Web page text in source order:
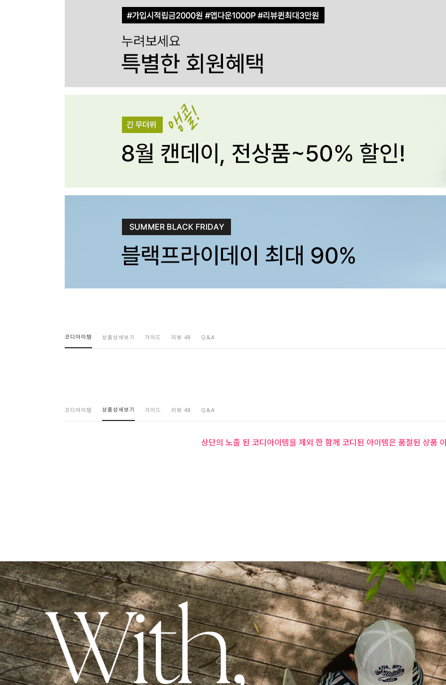
코디아이템 상품상세보기 가이드 리뷰 48 Q&A
코디아이템 상품상세보기 가이드 리뷰 48 Q&A
상단의 노출 된 코디아이템을 제외 한 함께 코디된 아이템은 품절된 상품